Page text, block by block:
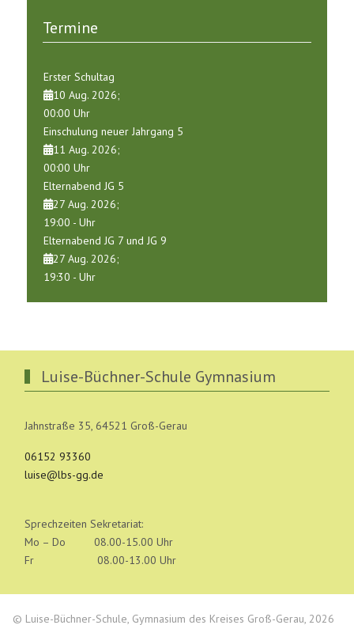
Termine
Erster Schultag
10 Aug. 2026;
00:00 Uhr
Einschulung neuer Jahrgang 5
11 Aug. 2026;
00:00 Uhr
Elternabend JG 5
27 Aug. 2026;
19:00 - Uhr
Elternabend JG 7 und JG 9
27 Aug. 2026;
19:30 - Uhr
Luise-Büchner-Schule Gymnasium
Jahnstraße 35, 64521 Groß-Gerau
06152 93360
luise@lbs-gg.de
Sprechzeiten Sekretariat:
Mo – Do 08.00-15.00 Uhr
Fr 08.00-13.00 Uhr
© Luise-Büchner-Schule, Gymnasium des Kreises Groß-Gerau, 2026